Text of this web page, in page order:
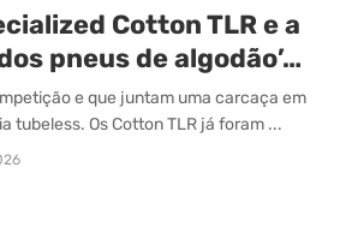
Cotton TLR e a
pneus de algodão’…
e que juntam uma carcaça em
tubeless. Os Cotton TLR já foram ...